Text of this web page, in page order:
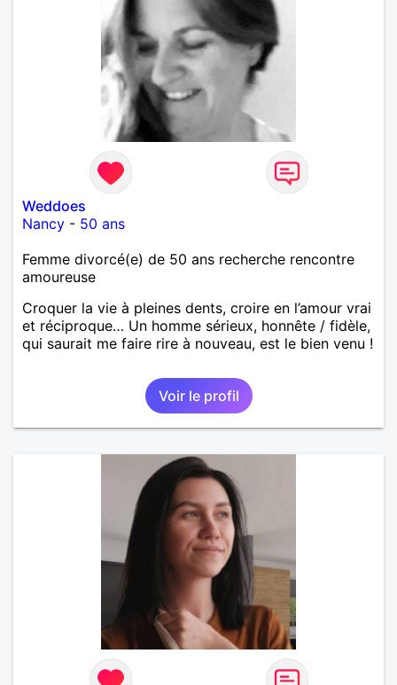
Weddoes
Nancy - 50 ans
Femme divorcé(e) de 50 ans recherche rencontre
amoureuse
Croquer la vie à pleines dents, croire en l’amour vrai
et réciproque… Un homme sérieux, honnête / fidèle,
qui saurait me faire rire à nouveau, est le bien venu !
Voir le profil